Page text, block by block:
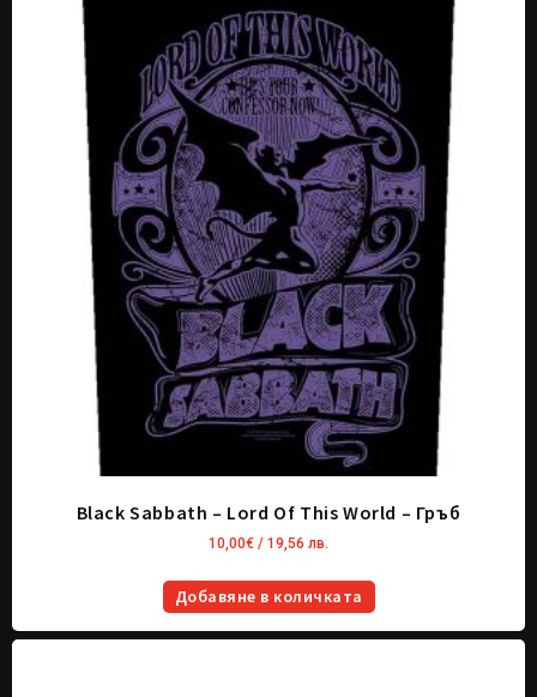
Black Sabbath – Lord Of This World – Гръб
10,00€ / 19,56 лв.
Добавяне в количката